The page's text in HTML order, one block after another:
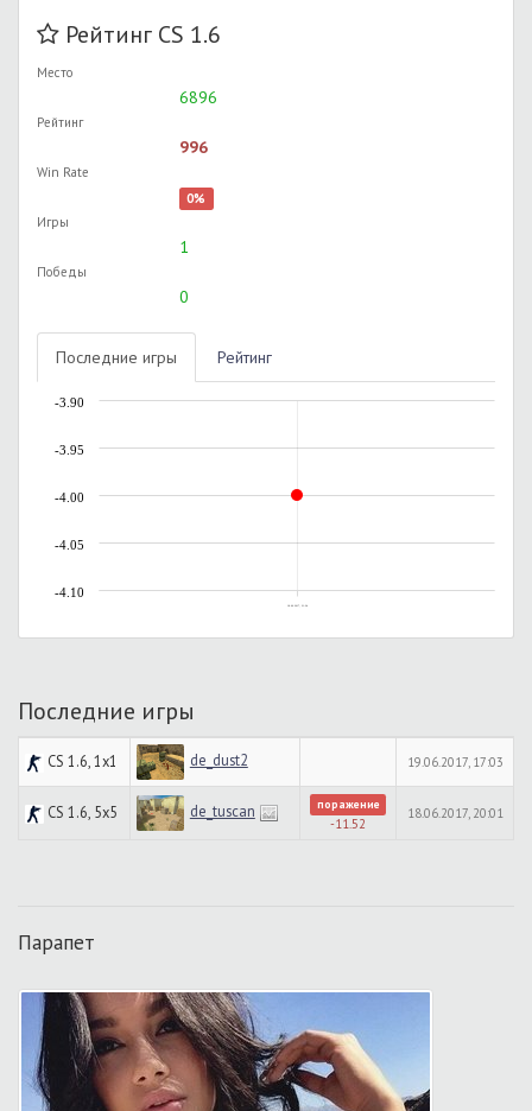
Рейтинг CS 1.6
Место
6896
Рейтинг
996
Win Rate
0%
Игры
1
Победы
0
Последние игры Рейтинг
18.06.2017, 21:24
-4.10
-4.05
-4.00
-3.95
-3.90
Последние игры
CS 1.6, 1x1 de_dust2 19.06.2017, 17:03
CS 1.6, 5x5 de_tuscan поражение
-11.52
18.06.2017, 20:01
Парапет